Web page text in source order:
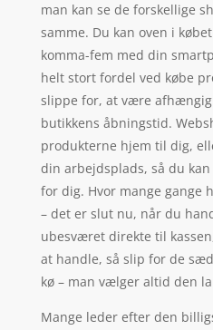
man kan se de forskellige
samme. Du kan oven i
komma-fem med din
helt stort fordel ved købe
slippe for, at være
butikkens åbningstid.
produkterne hjem til dig,
din arbejdsplads, så du
for dig. Hvor mange gange
– det er slut nu, når du
ubesværet direkte til
at handle, så slip for de
kø – man vælger altid den
Mange leder efter den